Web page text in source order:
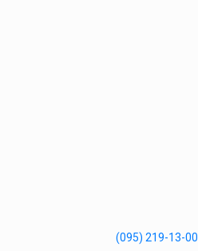
(095) 219-13-00